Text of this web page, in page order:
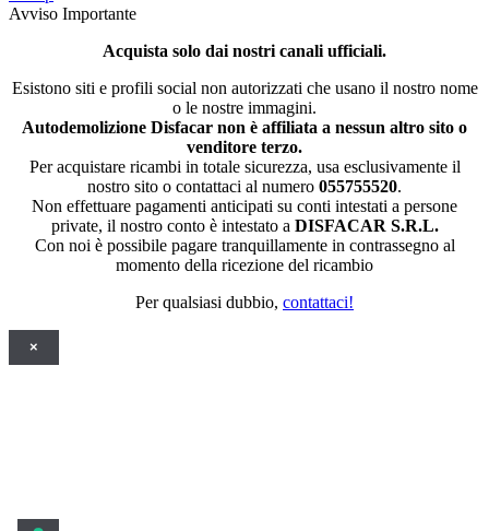
Avviso Importante
Acquista solo dai nostri canali ufficiali.
Esistono siti e profili social non autorizzati che usano il nostro nome
o le nostre immagini.
Autodemolizione Disfacar non è affiliata a nessun altro sito o
venditore terzo.
Per acquistare ricambi in totale sicurezza, usa esclusivamente il
nostro sito o contattaci al numero 055755520.
Non effettuare pagamenti anticipati su conti intestati a persone
private, il nostro conto è intestato a DISFACAR S.R.L.
Con noi è possibile pagare tranquillamente in contrassegno al
momento della ricezione del ricambio
Per qualsiasi dubbio, contattaci!
×